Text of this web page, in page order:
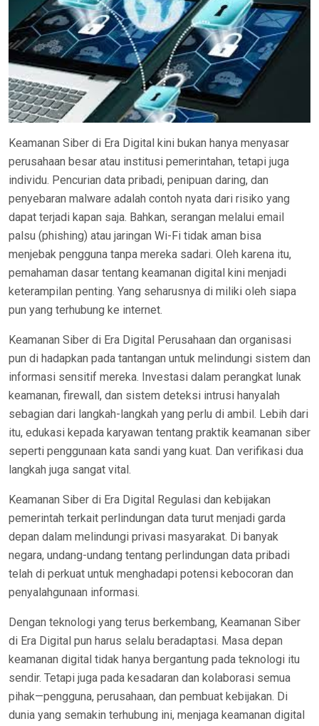
Keamanan Siber di Era Digital kini bukan hanya menyasar
perusahaan besar atau institusi pemerintahan, tetapi juga
individu. Pencurian data pribadi, penipuan daring, dan
penyebaran malware adalah contoh nyata dari risiko yang
dapat terjadi kapan saja. Bahkan, serangan melalui email
palsu (phishing) atau jaringan Wi-Fi tidak aman bisa
menjebak pengguna tanpa mereka sadari. Oleh karena itu,
pemahaman dasar tentang keamanan digital kini menjadi
keterampilan penting. Yang seharusnya di miliki oleh siapa
pun yang terhubung ke internet.
Keamanan Siber di Era Digital Perusahaan dan organisasi
pun di hadapkan pada tantangan untuk melindungi sistem dan
informasi sensitif mereka. Investasi dalam perangkat lunak
keamanan, firewall, dan sistem deteksi intrusi hanyalah
sebagian dari langkah-langkah yang perlu di ambil. Lebih dari
itu, edukasi kepada karyawan tentang praktik keamanan siber
seperti penggunaan kata sandi yang kuat. Dan verifikasi dua
langkah juga sangat vital.
Keamanan Siber di Era Digital Regulasi dan kebijakan
pemerintah terkait perlindungan data turut menjadi garda
depan dalam melindungi privasi masyarakat. Di banyak
negara, undang-undang tentang perlindungan data pribadi
telah di perkuat untuk menghadapi potensi kebocoran dan
penyalahgunaan informasi.
Dengan teknologi yang terus berkembang, Keamanan Siber
di Era Digital pun harus selalu beradaptasi. Masa depan
keamanan digital tidak hanya bergantung pada teknologi itu
sendir. Tetapi juga pada kesadaran dan kolaborasi semua
pihak—pengguna, perusahaan, dan pembuat kebijakan. Di
dunia yang semakin terhubung ini, menjaga keamanan digital